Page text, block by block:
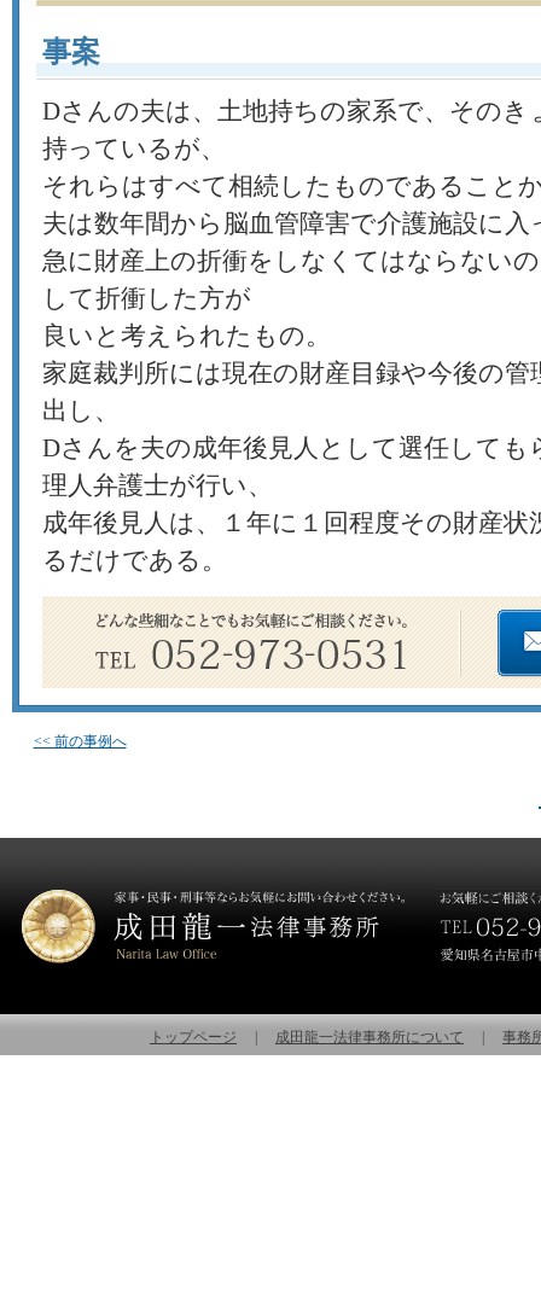
事案
Dさんの夫は、土地持ちの家系で、その
持っているが、
それらはすべて相続したものであること
夫は数年間から脳血管障害で介護施設に入
急に財産上の折衝をしなくてはならない
して折衝した方が
良いと考えられたもの。
家庭裁判所には現在の財産目録や今後の
出し、
Dさんを夫の成年後見人として選任しても
理人弁護士が行い、
成年後見人は、１年に１回程度その財産
るだけである。
<< 前の事例へ
トップページ 成田龍一法律事務所について 事務